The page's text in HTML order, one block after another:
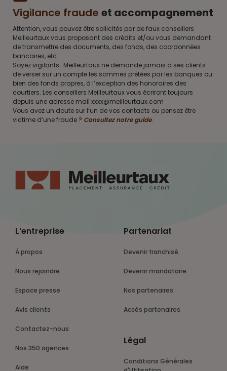
Vigilance fraude et accompagnement
Attention, vous pouvez être sollicités par de faux conseillers
Meilleurtaux vous proposant des crédits et/ou vous demandant
de transmettre des documents, des fonds, des coordonnées
bancaires, etc.
Soyez vigilants · Meilleurtaux ne demande jamais à ses clients
de verser sur un compte les sommes prêtées par les banques ou
bien des fonds propres, à l’exception des honoraires des
courtiers. Les conseillers Meilleurtaux vous écriront toujours
depuis une adresse mail xxxx@meilleurtaux.com
Vous avez un doute sur l’un de vos contacts ou pensez être
victime d’une fraude ? Consultez notre guide.
L’entreprise
À propos
Nous rejoindre
Espace presse
Avis clients
Contactez-nous
Nos 350 agences
Aide
Partenariat
Devenir franchisé
Devenir mandataire
Nos partenaires
Accès partenaires
Légal
Conditions Générales